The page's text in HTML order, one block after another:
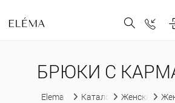
БРЮКИ С
Elema Каталог Женская